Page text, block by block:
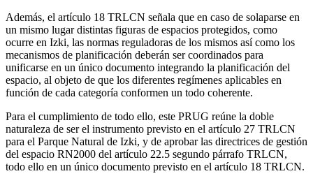
Además, el artículo 18 TRLCN señala que en caso de solaparse en
un mismo lugar distintas figuras de espacios protegidos, como
ocurre en Izki, las normas reguladoras de los mismos así como los
mecanismos de planificación deberán ser coordinados para
unificarse en un único documento integrando la planificación del
espacio, al objeto de que los diferentes regímenes aplicables en
función de cada categoría conformen un todo coherente.
Para el cumplimiento de todo ello, este PRUG reúne la doble
naturaleza de ser el instrumento previsto en el artículo 27 TRLCN
para el Parque Natural de Izki, y de aprobar las directrices de gestión
del espacio RN2000 del artículo 22.5 segundo párrafo TRLCN,
todo ello en un único documento previsto en el artículo 18 TRLCN.